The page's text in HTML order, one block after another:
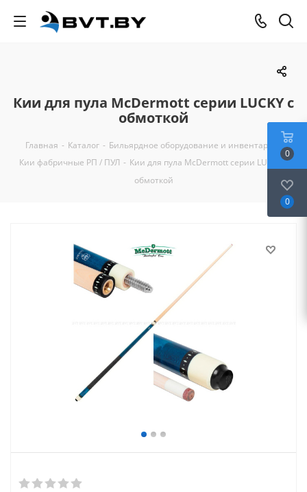
Кии для пула McDermott серии LUCKY с
обмоткой
Главная - Каталог - Бильярдное оборудование и инвентарь
Кии фабричные РП / ПУЛ - Кии для пула McDermott серии LUCKY с
обмоткой
0
0